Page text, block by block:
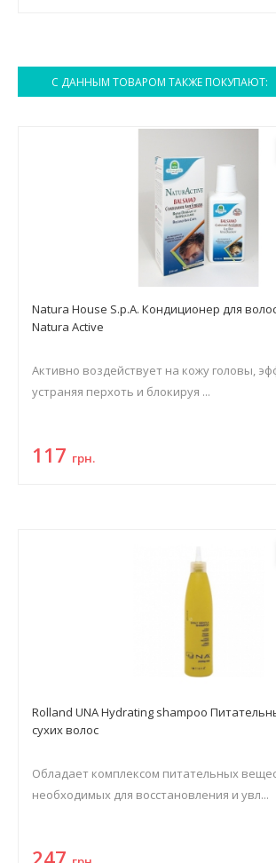
С ДАННЫМ ТОВАРОМ ТАКЖЕ ПОКУПАЮТ:
Natura House S.p.A. Кондиционер для
Natura Active
Активно воздействует на кожу головы,
устраняя перхоть и блокируя ...
117 грн.
Rolland UNA Hydrating shampoo
сухих волос
Обладает комплексом питательных
необходимых для восстановления и увл...
247